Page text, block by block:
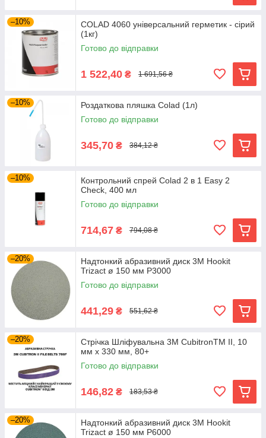
–10%
COLAD 4060 універсальний герметик - сірий
(1кг)
Готово до відправки
1 522,40 ₴ 1 691,56 ₴
–10%
Роздаткова пляшка Colad (1л)
Готово до відправки
345,70 ₴ 384,12 ₴
–10%
Контрольний спрей Colad 2 в 1 Easy 2
Check, 400 мл
Готово до відправки
714,67 ₴ 794,08 ₴
–20%
Надтонкий абразивний диск 3M Hookit
Trizact ø 150 мм P3000
Готово до відправки
441,29 ₴ 551,62 ₴
–20%
Стрічка Шліфувальна 3M CubitronTM II, 10
мм x 330 мм, 80+
Готово до відправки
146,82 ₴ 183,53 ₴
–20%
Надтонкий абразивний диск 3M Hookit
Trizact ø 150 мм P6000